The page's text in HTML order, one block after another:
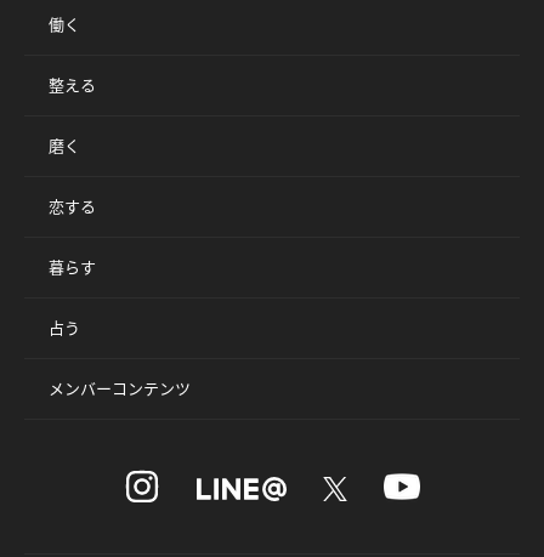
働く
整える
磨く
恋する
暮らす
占う
メンバーコンテンツ